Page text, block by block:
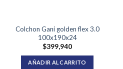
Colchon Gani golden flex 3.0
100x190x24
$399,940
AÑADIR AL CARRITO